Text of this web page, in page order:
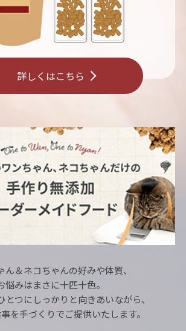
詳しくはこちら
ん＆ネコちゃんの好みや体質、
悩みはまさに十匹十色。
とつにしっかりと向きあいながら、
を手づくりでご提供いたします。